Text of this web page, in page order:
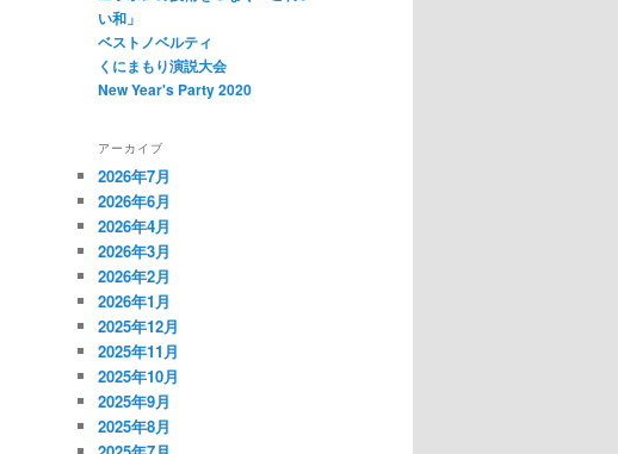
い和」
ベストノベルティ
くにまもり演説大会
New Year's Party 2020
アーカイブ
2026年7月
2026年6月
2026年4月
2026年3月
2026年2月
2026年1月
2025年12月
2025年11月
2025年10月
2025年9月
2025年8月